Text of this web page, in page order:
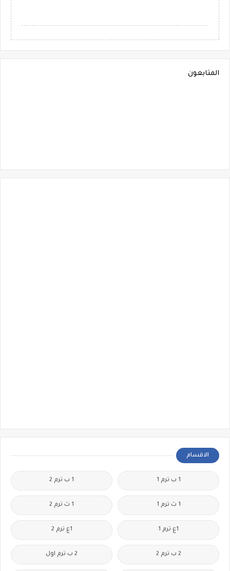
المتابعون
الاقسام
1 ب ترم 1 1 ب ترم 2
1 ث ترم 1 1 ث ترم 2
1ع ترم 1 1ع ترم 2
2 ب ترم 2 2 ب ترم اول